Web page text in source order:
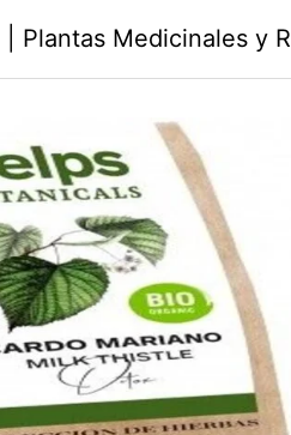
Plantas Medicinales y